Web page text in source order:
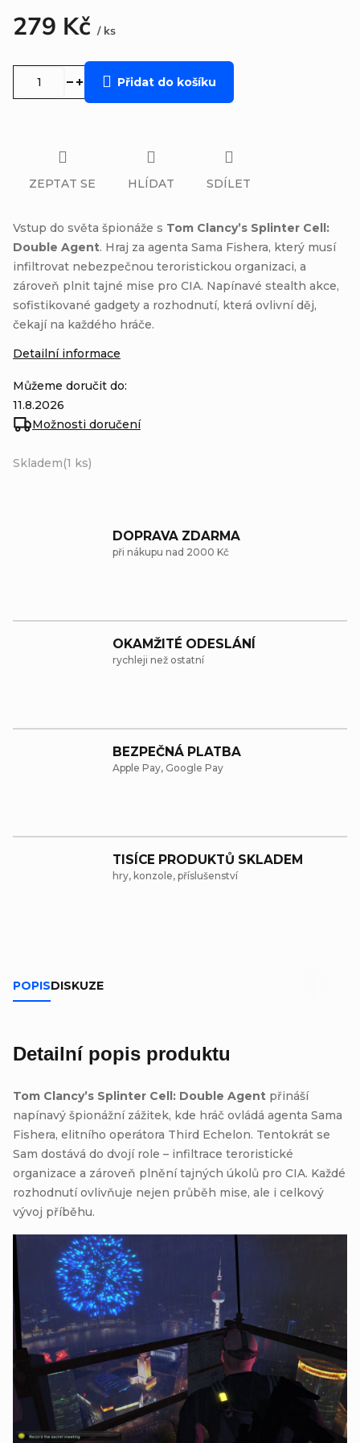
279 Kč / ks
Skladem(1 ks)
Můžeme doručit do:
11.8.2026
Možnosti doručení
Přidat do košíku
Vstup do světa špionáže s Tom Clancy’s Splinter Cell:
Double Agent. Hraj za agenta Sama Fishera, který musí
infiltrovat nebezpečnou teroristickou organizaci, a
zároveň plnit tajné mise pro CIA. Napínavé stealth akce,
sofistikované gadgety a rozhodnutí, která ovlivní děj,
čekají na každého hráče.
Detailní informace
ZEPTAT SE HLÍDAT SDÍLET
DOPRAVA ZDARMA
při nákupu nad 2000 Kč
OKAMŽITÉ ODESLÁNÍ
rychleji než ostatní
BEZPEČNÁ PLATBA
Apple Pay, Google Pay
TISÍCE PRODUKTŮ SKLADEM
hry, konzole, příslušenství
POPISDISKUZE
Detailní popis produktu
Tom Clancy’s Splinter Cell: Double Agent přináší
napínavý špionážní zážitek, kde hráč ovládá agenta Sama
Fishera, elitního operátora Third Echelon. Tentokrát se
Sam dostává do dvojí role – infiltrace teroristické
organizace a zároveň plnění tajných úkolů pro CIA. Každé
rozhodnutí ovlivňuje nejen průběh mise, ale i celkový
vývoj příběhu.